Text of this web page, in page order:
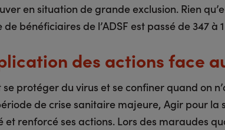
en situation de grande exclusion. Rien
bénéficiaires de l’ADSF est passé de 347 à
des actions face
protéger du virus et se confiner quand on
de crise sanitaire majeure, Agir pour la
et renforcé ses actions. Lors des maraudes